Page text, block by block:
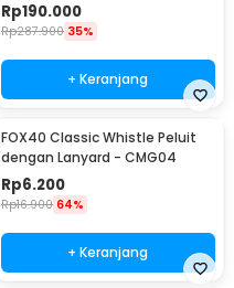
Rp190.000
Rp287.900 35%
+ Keranjang
FOX40 Classic Whistle Peluit
dengan Lanyard - CMG04
Rp6.200
Rp16.900 64%
+ Keranjang